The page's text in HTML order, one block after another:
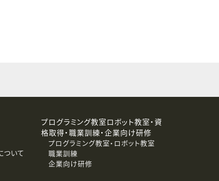
および第三者への提供停止）
ついて
プログラミング教室ロボット教室・資
格取得・職業訓練・企業向け研修
プログラミング教室・ロボット教室
職業訓練
企業向け研修